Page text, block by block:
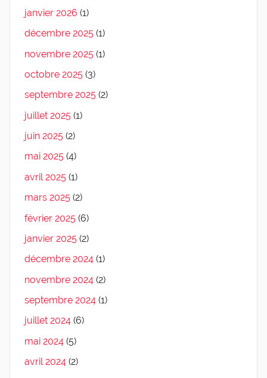
janvier 2026 (1)
décembre 2025 (1)
novembre 2025 (1)
octobre 2025 (3)
septembre 2025 (2)
juillet 2025 (1)
juin 2025 (2)
mai 2025 (4)
avril 2025 (1)
mars 2025 (2)
février 2025 (6)
janvier 2025 (2)
décembre 2024 (1)
novembre 2024 (2)
septembre 2024 (1)
juillet 2024 (6)
mai 2024 (5)
avril 2024 (2)